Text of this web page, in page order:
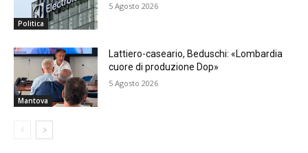
Politica
5 Agosto 2026
Mantova
Lattiero-caseario, Beduschi: «Lombardia
cuore di produzione Dop»
5 Agosto 2026